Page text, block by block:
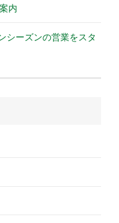
内
シーズンの営業をスタ